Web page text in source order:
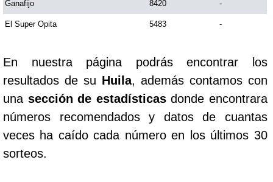
Saman de la suerte
Sinuano Día
Sinuano Noche
Super Chontico Noche
Ganafijo 8420 -
El Super Opita 5483 -
En nuestra página podrás encontrar los
resultados de su Huila, además contamos con
una sección de estadísticasdonde encontrara
números recomendados y datos de cuantas
veces ha caído cada número en los últimos 30
sorteos.